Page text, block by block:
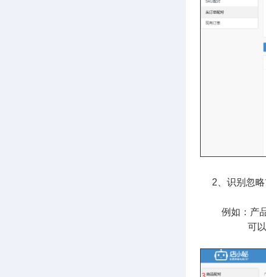
2、识别忽略
例如：产品
可以设置 忽